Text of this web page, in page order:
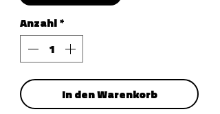
Anzahl*
In den Warenkorb